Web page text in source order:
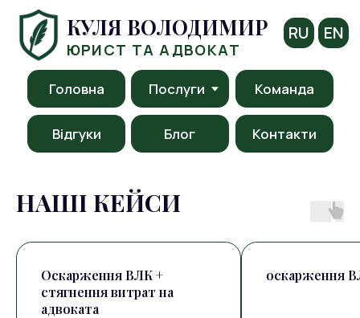
Контакти
Блог
Відгуки
Головна
КУЛЯ ВОЛОДИМИР
ЮРИСТ ТА АДВОКАТ
RU EN
НАШІ КЕЙСИ
Оскарження ВЛК +
стягнення витрат на
адвоката
оскарження